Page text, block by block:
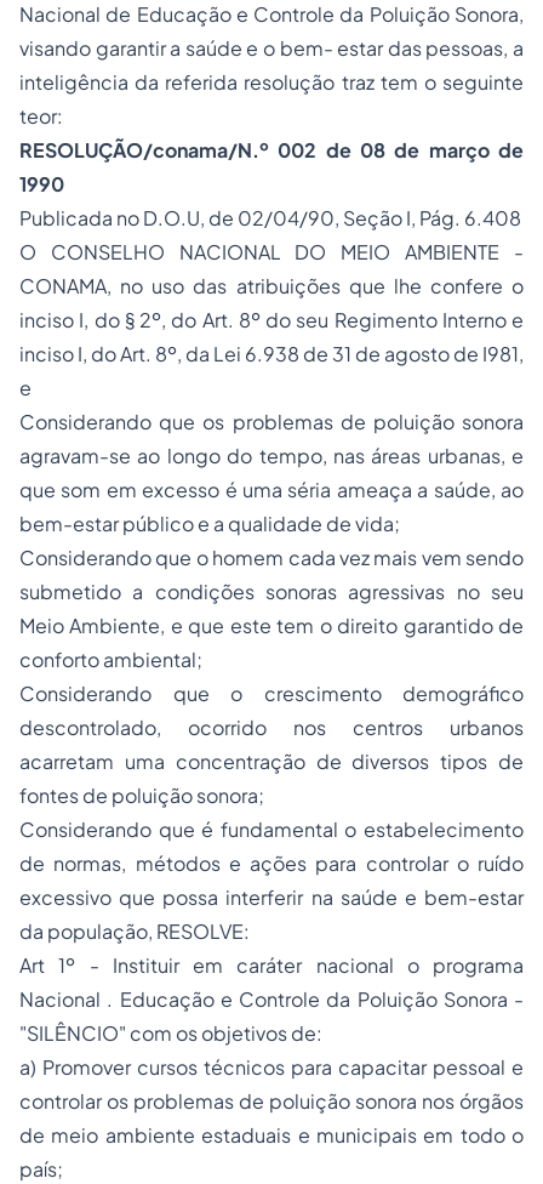
Nacional de Educação e Controle da Poluição Sonora,
visando garantir a saúde e o bem- estar das pessoas, a
inteligência da referida resolução traz tem o seguinte
teor:
RESOLUÇÃO/conama/N.º 002 de 08 de março de
1990
Publicada no D.O.U, de 02/04/90, Seção I, Pág. 6.408
O CONSELHO NACIONAL DO MEIO AMBIENTE -
CONAMA, no uso das atribuições que lhe confere o
inciso I, do § 2º, do Art. 8º do seu Regimento Interno e
inciso I, do Art. 8º, da Lei 6.938 de 31 de agosto de I981,
e
Considerando que os problemas de poluição sonora
agravam-se ao longo do tempo, nas áreas urbanas, e
que som em excesso é uma séria ameaça a saúde, ao
bem-estar público e a qualidade de vida;
Considerando que o homem cada vez mais vem sendo
submetido a condições sonoras agressivas no seu
Meio Ambiente, e que este tem o direito garantido de
conforto ambiental;
Considerando que o crescimento demográfico
descontrolado, ocorrido nos centros urbanos
acarretam uma concentração de diversos tipos de
fontes de poluição sonora;
Considerando que é fundamental o estabelecimento
de normas, métodos e ações para controlar o ruído
excessivo que possa interferir na saúde e bem-estar
da população, RESOLVE:
Art 1º - Instituir em caráter nacional o programa
Nacional . Educação e Controle da Poluição Sonora -
"SILÊNCIO" com os objetivos de:
a) Promover cursos técnicos para capacitar pessoal e
controlar os problemas de poluição sonora nos órgãos
de meio ambiente estaduais e municipais em todo o
país;